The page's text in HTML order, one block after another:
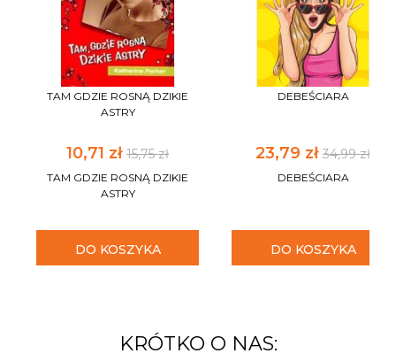
TAM GDZIE ROSNĄ DZIKIE
ASTRY
10,71 zł 15,75 zł
TAM GDZIE ROSNĄ DZIKIE
ASTRY
DO KOSZYKA
DEBEŚCIARA
23,79 zł 34,99 zł
DEBEŚCIARA
DO KOSZYKA
KRÓTKO O NAS: